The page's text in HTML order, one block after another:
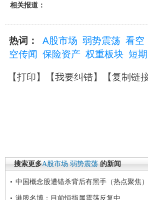
相关报道：
热词： A股市场 弱势震荡 看空
空传闻
保险资产 权重板块 短
【打印】【我要纠错】【复制链
搜索更多A股市场 弱势震荡 的新闻
中国概念股遭错杀背后有黑手（热点聚焦）
港股名博：目前恒指属震荡反复中